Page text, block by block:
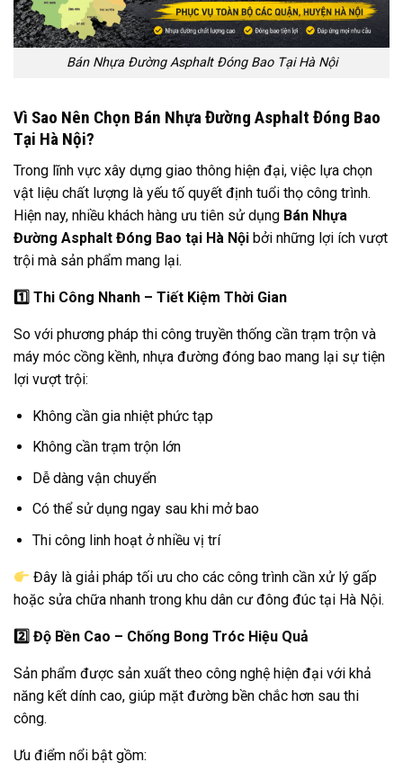
Bán Nhựa Đường Asphalt Đóng Bao Tại Hà Nội
Vì Sao Nên Chọn Bán Nhựa Đường Asphalt Đóng Bao
Tại Hà Nội?
Trong lĩnh vực xây dựng giao thông hiện đại, việc lựa chọn
vật liệu chất lượng là yếu tố quyết định tuổi thọ công trình.
Hiện nay, nhiều khách hàng ưu tiên sử dụng Bán Nhựa
Đường Asphalt Đóng Bao tại Hà Nội bởi những lợi ích vượt
trội mà sản phẩm mang lại.
1️ Thi Công Nhanh – Tiết Kiệm Thời Gian
So với phương pháp thi công truyền thống cần trạm trộn và
máy móc cồng kềnh, nhựa đường đóng bao mang lại sự tiện
lợi vượt trội:
Không cần gia nhiệt phức tạp
Không cần trạm trộn lớn
Dễ dàng vận chuyển
Có thể sử dụng ngay sau khi mở bao
Thi công linh hoạt ở nhiều vị trí
Đây là giải pháp tối ưu cho các công trình cần xử lý gấp
hoặc sửa chữa nhanh trong khu dân cư đông đúc tại Hà Nội.
2️ Độ Bền Cao – Chống Bong Tróc Hiệu Quả
Sản phẩm được sản xuất theo công nghệ hiện đại với khả
năng kết dính cao, giúp mặt đường bền chắc hơn sau thi
công.
Ưu điểm nổi bật gồm: